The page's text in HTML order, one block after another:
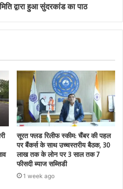
द्वारा हुआ सुंदरकांड का पाठ
सूरत फ्लड रिलीफ स्कीम: चैंबर की पहल
पर बैंकर्स के साथ उच्चस्तरीय बैठक, 30
लाख तक के लोन पर 3 साल तक 7
फीसदी ब्याज सब्सिडी
1 week ago